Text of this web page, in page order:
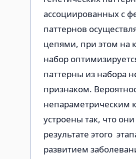
ассоциированных с
паттернов
цепями, при этом на
набор
паттерны из набора
признаком.
непараметрическим
устроены так, что
результате этого
развитием